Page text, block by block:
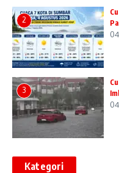
2
3
Kategori